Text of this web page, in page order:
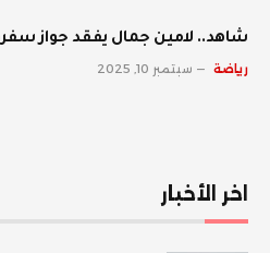
شاهد.. لامين جمال يفقد جواز سفره
رياضة سبتمبر 10, 2025
اخر الأخبار